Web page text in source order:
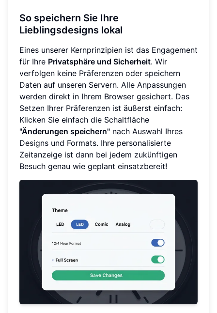
So speichern Sie Ihre
Lieblingsdesigns lokal
Eines unserer Kernprinzipien ist das Engagement
für Ihre Privatsphäre und Sicherheit. Wir
verfolgen keine Präferenzen oder speichern
Daten auf unseren Servern. Alle Anpassungen
werden direkt in Ihrem Browser gesichert. Das
Setzen Ihrer Präferenzen ist äußerst einfach:
Klicken Sie einfach die Schaltfläche
"Änderungen speichern" nach Auswahl Ihres
Designs und Formats. Ihre personalisierte
Zeitanzeige ist dann bei jedem zukünftigen
Besuch genau wie geplant einsatzbereit!